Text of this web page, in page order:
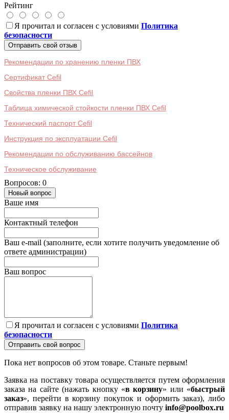
Рейтинг
Я прочитал и согласен с условиями Политика
безопасности
Отправить свой отзыв
Рекомендации по хранению пленки ПВХ
Сертификат Cefil
Свойства пленки ПВХ Cefil
Таблица химической стойкости пленки ПВХ Cefil
Технический паспорт Cefil
Инструкция по эксплуатации Cefil
Рекомендации по обслуживанию бассейнов
Техническое обслуживание
Вопросов: 0
Новый вопрос
Ваше имя
Контактный телефон
Ваш e-mail (заполните, если хотите получить уведомление об
ответе администрации)
Ваш вопрос
Я прочитал и согласен с условиями Политика
безопасности
Отправить свой вопрос
Пока нет вопросов об этом товаре. Станьте первым!
Заявка на поставку товара осуществляется путем оформления
заказа на сайте (нажать кнопку «в корзину» или «быстрый
заказ», перейти в корзину покупок и оформить заказ), либо
отправив заявку на нашу электронную почту info@poolbox.ru